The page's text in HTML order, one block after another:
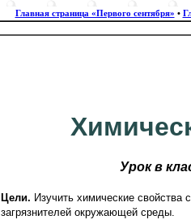
Главная страница «Первого сентября» •
Урок в
Цели. Изучить химические
загрязнителей окружающей среды.